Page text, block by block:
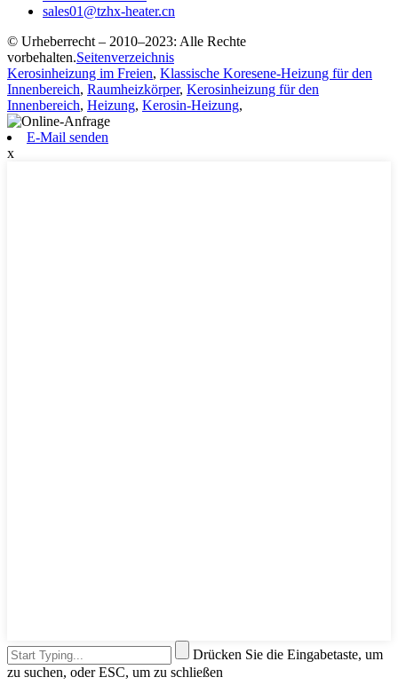
sales01@tzhx-heater.cn
© Urheberrecht – 2010–2023: Alle Rechte
vorbehalten.Seitenverzeichnis
Kerosinheizung im Freien, Klassische Koresene-Heizung für den
Innenbereich, Raumheizkörper, Kerosinheizung für den
Innenbereich, Heizung, Kerosin-Heizung,
E-Mail senden
x
Drücken Sie die Eingabetaste, um
zu suchen, oder ESC, um zu schließen